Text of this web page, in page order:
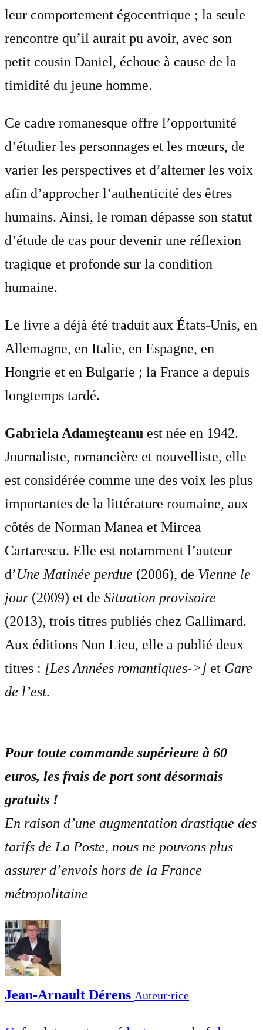
leur comportement égocentrique ; la seule
rencontre qu’il aurait pu avoir, avec son
petit cousin Daniel, échoue à cause de la
timidité du jeune homme.
Ce cadre romanesque offre l’opportunité
d’étudier les personnages et les mœurs, de
varier les perspectives et d’alterner les voix
afin d’approcher l’authenticité des êtres
humains. Ainsi, le roman dépasse son statut
d’étude de cas pour devenir une réflexion
tragique et profonde sur la condition
humaine.
Le livre a déjà été traduit aux États-Unis, en
Allemagne, en Italie, en Espagne, en
Hongrie et en Bulgarie ; la France a depuis
longtemps tardé.
Gabriela Adameşteanu est née en 1942.
Journaliste, romancière et nouvelliste, elle
est considérée comme une des voix les plus
importantes de la littérature roumaine, aux
côtés de Norman Manea et Mircea
Cartarescu. Elle est notamment l’auteur
d’Une Matinée perdue (2006), de Vienne le
jour(2009) et de Situation provisoire
(2013), trois titres publiés chez Gallimard.
Aux éditions Non Lieu, elle a publié deux
titres : [Les Années romantiques->] et Gare
de l’est.
Pour toute commande supérieure à 60
euros, les frais de port sont désormais
gratuits !
En raison d’une augmentation drastique des
tarifs de La Poste, nous ne pouvons plus
assurer d’envois hors de la France
métropolitaine
Jean-Arnault Dérens Auteur⋅rice